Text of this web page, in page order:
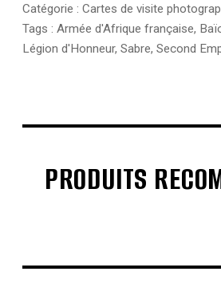
Catégorie : Cartes de visite
Tags : Armée d'Afrique française,
Légion d'Honneur, Sabre, Second
PRODUITS